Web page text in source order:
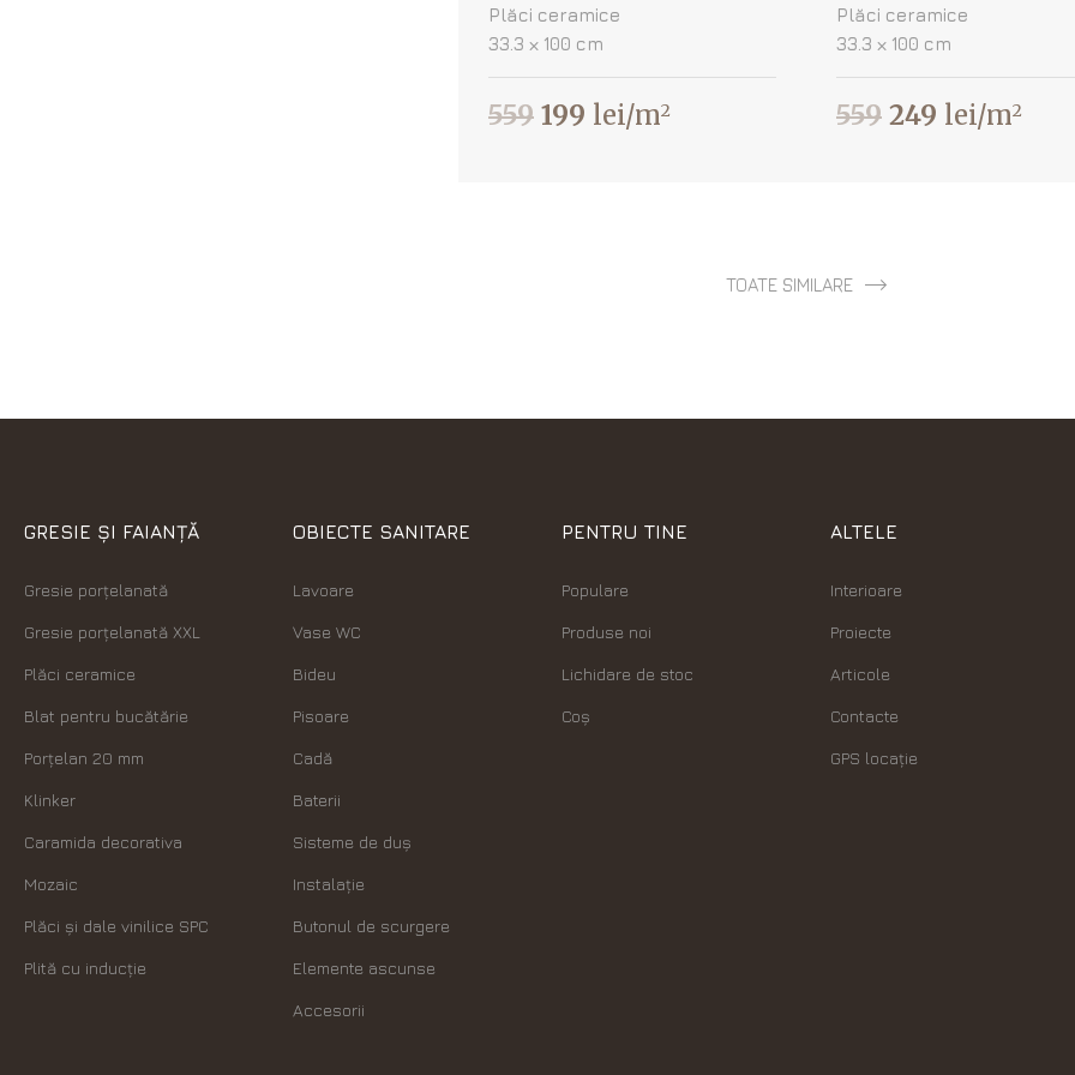
Plăci ceramice
33.3 х 100 cm
559 199 lei/m2
Plăci ceramice
33.3 х 100 cm
559 249 lei/m2
TOATE SIMILARE
GRESIE ȘI FAIANȚĂ
Gresie porțelanată
Gresie porțelanată XXL
Plăci ceramice
Blat pentru bucătărie
Porțelan 20 mm
Klinker
Caramida decorativa
Mozaic
Plăci şi dale vinilice SPC
Plită cu inducție
OBIECTE SANITARE
Lavoare
Vase WC
Bideu
Pisoare
Cadă
Baterii
Sisteme de duș
Instalație
Butonul de scurgere
Elemente ascunse
Accesorii
PENTRU TINE
Populare
Produse noi
Lichidare de stoc
Coș
ALTELE
Interioare
Proiecte
Articole
Contacte
GPS locație